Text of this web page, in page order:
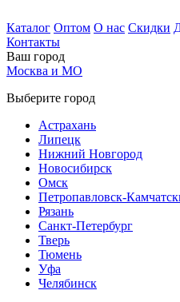
Каталог Оптом О нас Скидки
Контакты
Ваш город
Москва и МО
Выберите город
Астрахань
Липецк
Нижний Новгород
Новосибирск
Омск
Петропавловск-
Рязань
Санкт-Петербург
Тверь
Тюмень
Уфа
Челябинск